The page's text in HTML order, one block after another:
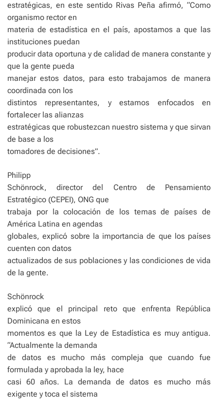
estratégicas, en este sentido Rivas Peña afirmó, “Como
organismo rector en
materia de estadística en el país, apostamos a que las
instituciones puedan
producir data oportuna y de calidad de manera constante y
que la gente pueda
manejar estos datos, para esto trabajamos de manera
coordinada con los
distintos representantes, y estamos enfocados en
fortalecer las alianzas
estratégicas que robustezcan nuestro sistema y que sirvan
de base a los
tomadores de decisiones”.
Philipp
Schönrock, director del Centro de Pensamiento
Estratégico (CEPEI), ONG que
trabaja por la colocación de los temas de países de
América Latina en agendas
globales, explicó sobre la importancia de que los países
cuenten con datos
actualizados de sus poblaciones y las condiciones de vida
de la gente.
Schönrock
explicó que el principal reto que enfrenta República
Dominicana en estos
momentos es que la Ley de Estadística es muy antigua.
“Actualmente la demanda
de datos es mucho más compleja que cuando fue
formulada y aprobada la ley, hace
casi 60 años. La demanda de datos es mucho más
exigente y toca el sistema